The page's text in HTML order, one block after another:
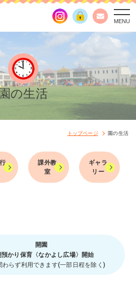
の生活
トップページ 園の生活
課外教
室
ギャラ
リー
開園
預かり保育〈なかよし広場〉開始
わらず利用できます(一部日程を除く)